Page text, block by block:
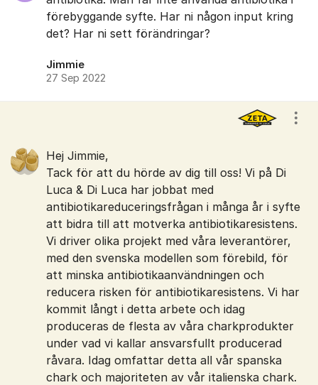
förebyggande syfte. Har ni någon input kring
det? Har ni sett förändringar?
Jimmie
27 Sep 2022
Hej Jimmie,
Tack för att du hörde av dig till oss! Vi på Di
Luca & Di Luca har jobbat med
antibiotikareduceringsfrågan i många år i syfte
att bidra till att motverka antibiotikaresistens.
Vi driver olika projekt med våra leverantörer,
med den svenska modellen som förebild, för
att minska antibiotikaanvändningen och
reducera risken för antibiotikaresistens. Vi har
kommit långt i detta arbete och idag
produceras de flesta av våra charkprodukter
under vad vi kallar ansvarsfullt producerad
råvara. Idag omfattar detta all vår spanska
chark och majoriteten av vår italienska chark.